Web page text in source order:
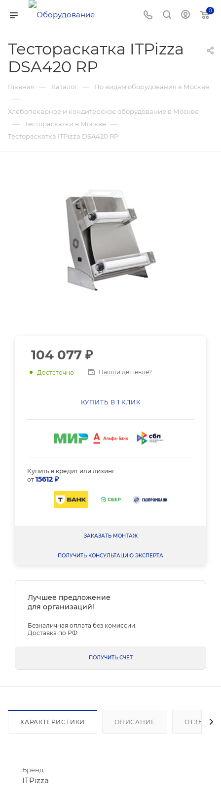
0
Тестораскатка ITPizza
DSA420 RP
Главная — Каталог — По видам оборудования в Москве
—
Хлебопекарное и кондитерское оборудование в Москве
— Тестораскатки в Москве —
Тестораскатка ITPizza DSA420 RP
104 077 ₽
Достаточно Нашли дешевле?
КУПИТЬ В 1 КЛИК
Купить в кредит или лизинг
от 15612 ₽
ЗАКАЗАТЬ МОНТАЖ
ПОЛУЧИТЬ КОНСУЛЬТАЦИЮ ЭКСПЕРТА
Лучшее предложение
для организаций!
Безналичная оплата без комиссии.
Доставка по РФ.
ПОЛУЧИТЬ СЧЕТ
ХАРАКТЕРИСТИКИ ОПИСАНИЕ ОТЗЫВЫ
Бренд
ITPizza